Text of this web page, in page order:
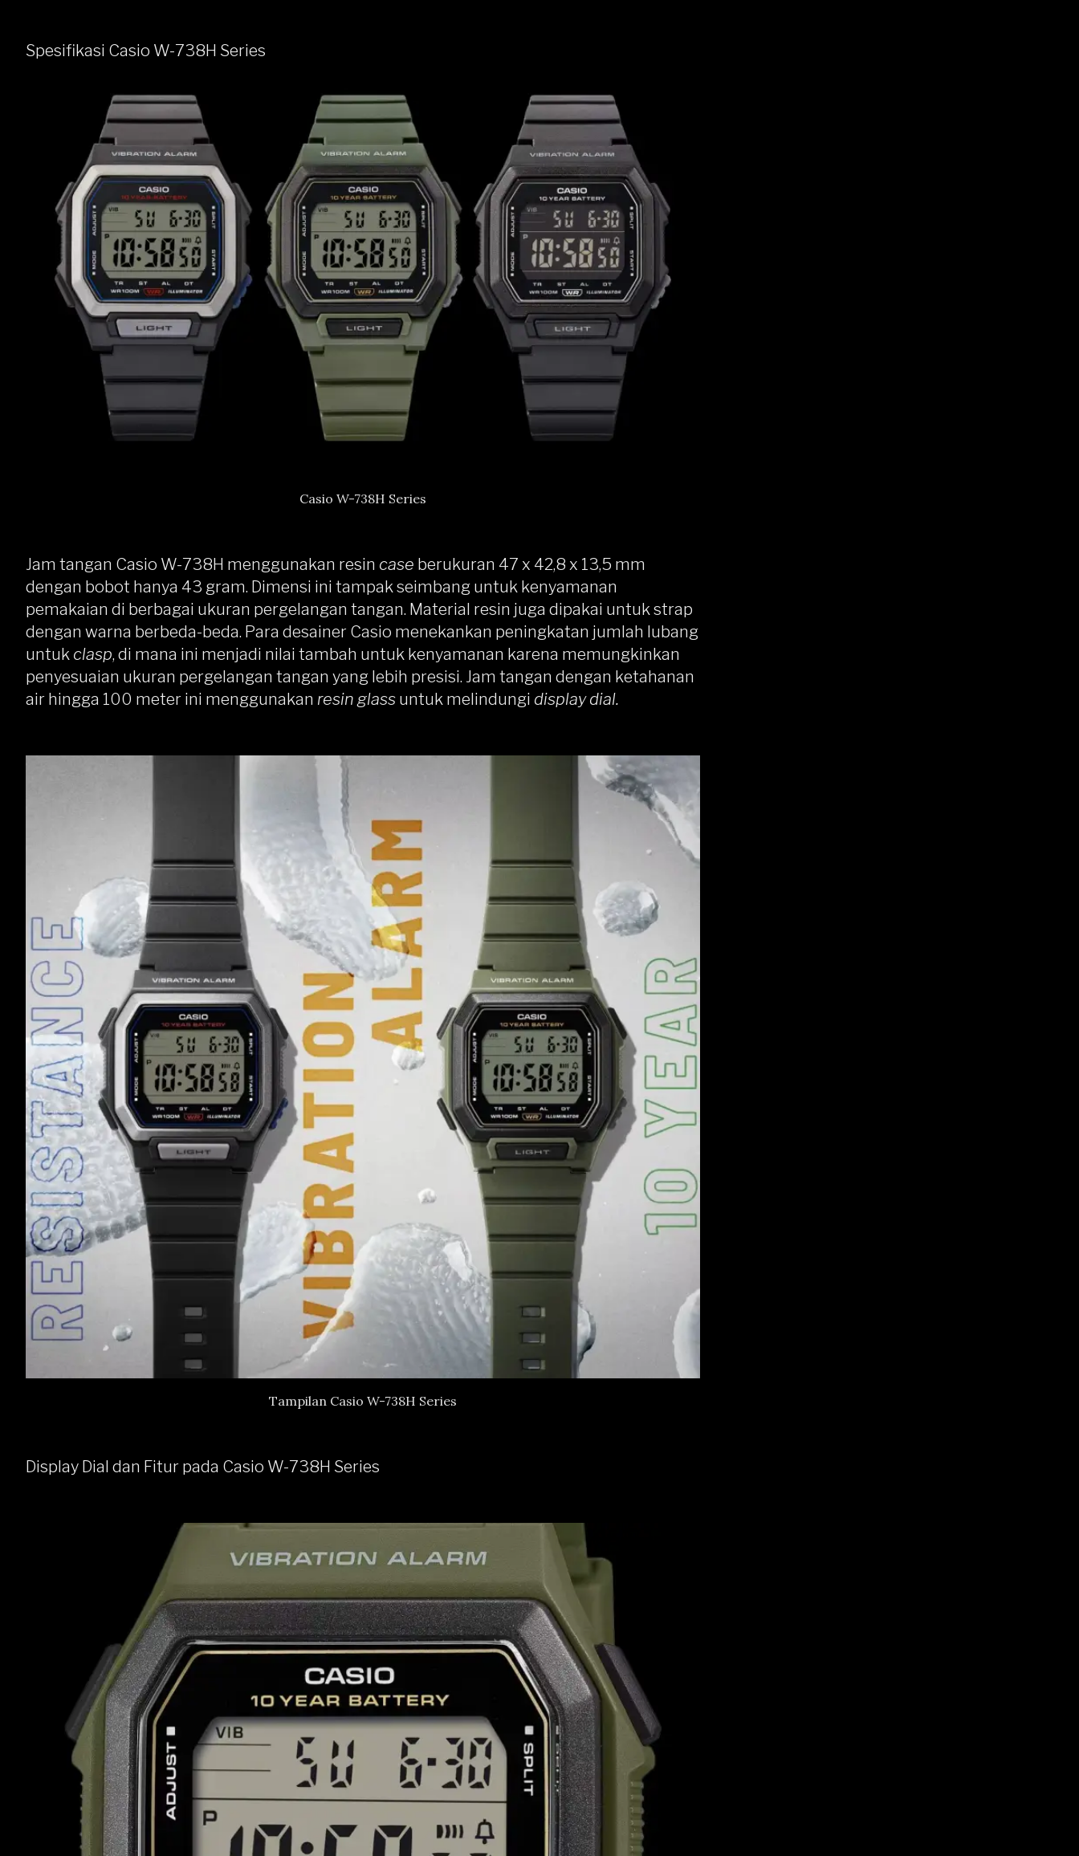
Spesifikasi Casio W-738H Series
Casio W-738H Series
Jam tangan Casio W-738H menggunakan resin case berukuran 47 x 42,8 x 13,5 mm
dengan bobot hanya 43 gram. Dimensi ini tampak seimbang untuk kenyamanan
pemakaian di berbagai ukuran pergelangan tangan. Material resin juga dipakai untuk strap
dengan warna berbeda-beda. Para desainer Casio menekankan peningkatan jumlah lubang
untuk clasp, di mana ini menjadi nilai tambah untuk kenyamanan karena memungkinkan
penyesuaian ukuran pergelangan tangan yang lebih presisi. Jam tangan dengan ketahanan
air hingga 100 meter ini menggunakan resin glass untuk melindungi display dial.
Tampilan Casio W-738H Series
Display Dial dan Fitur pada Casio W-738H Series